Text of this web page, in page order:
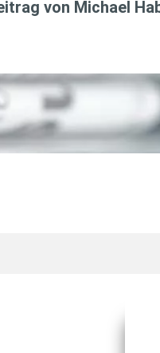
von Michael